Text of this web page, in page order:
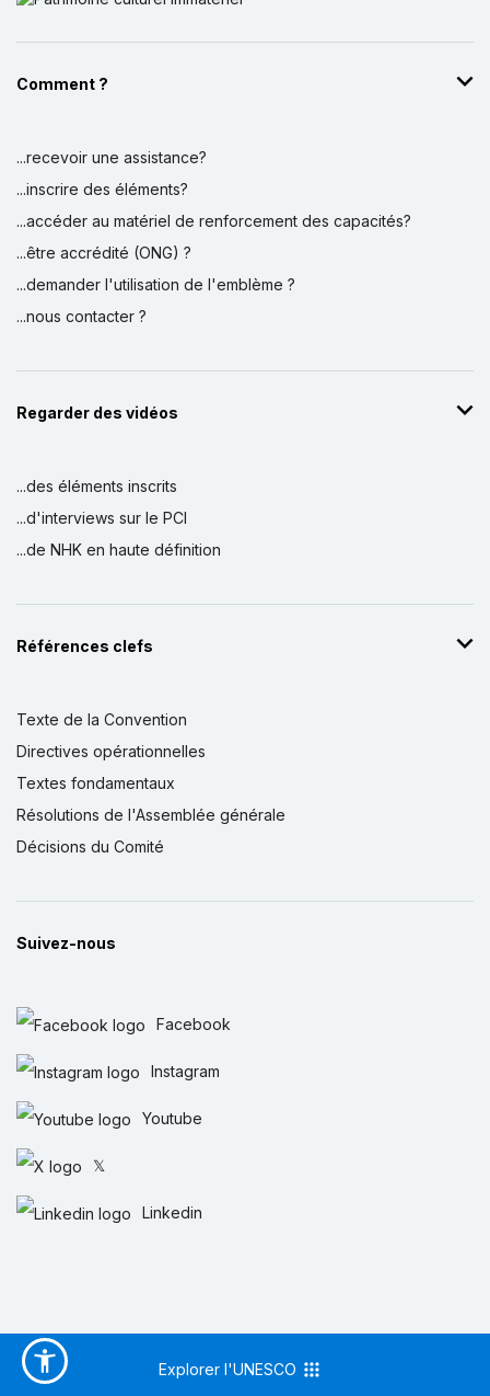
Comment ?
...recevoir une assistance?
...inscrire des éléments?
...accéder au matériel de renforcement des capacités?
...être accrédité (ONG) ?
...demander l'utilisation de l'emblème ?
...nous contacter ?
Regarder des vidéos
...des éléments inscrits
...d'interviews sur le PCI
...de NHK en haute définition
Références clefs
Texte de la Convention
Directives opérationnelles
Textes fondamentaux
Résolutions de l'Assemblée générale
Décisions du Comité
Suivez-nous
Facebook
Instagram
Youtube
𝕏
Linkedin
Explorer l'UNESCO